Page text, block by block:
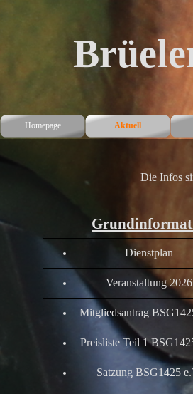
Homepage Aktuell
Die Infos
Dienstplan
Veranstaltung 2026
Mitgliedsantrag
Preisliste Teil 1
Satzung BSG1425